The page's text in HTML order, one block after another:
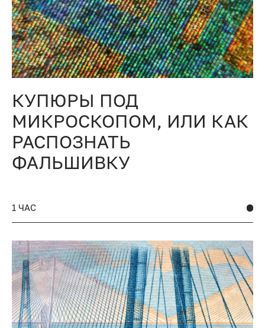
КУПЮРЫ ПОД
МИКРОСКОПОМ, ИЛИ КАК
РАСПОЗНАТЬ
ФАЛЬШИВКУ
1 ЧАС